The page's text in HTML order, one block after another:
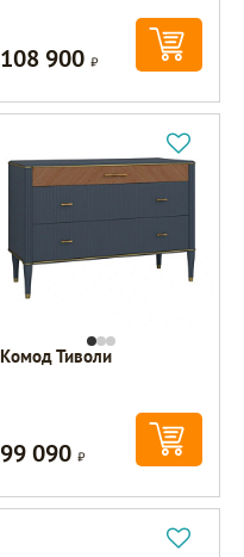
108 900Р
Комод Тиволи
99 090Р